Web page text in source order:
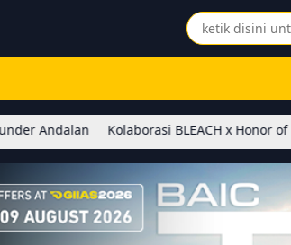
Kolaborasi BLEACH x Honor of Kings